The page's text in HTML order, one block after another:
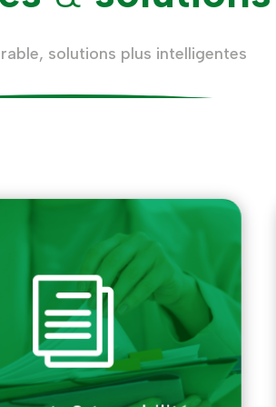
solutions plus intelligentes
